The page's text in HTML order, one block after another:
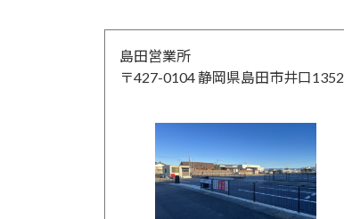
島田営業所
〒427-0104 静岡県島田市井口1352